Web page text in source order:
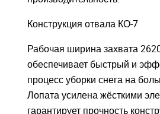
Конструкция отвала КО-7
Рабочая ширина захвата
обеспечивает быстрый и
процесс уборки снега на
Лопата усилена жёсткими
гарантирует прочность
Забыли пароль?
Авторизуйтесь на сайте
введите свой логин и пароль
ВОЙТИ Забыли пароль?
Авторизуйтесь на сайте
введите свой логин и пароль
ВОЙТИ